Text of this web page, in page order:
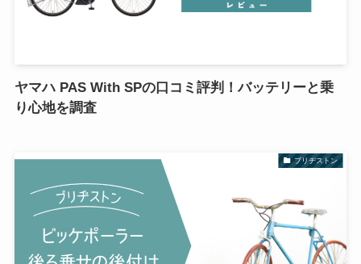
ヤマハ PAS With SPの口コミ評判！バッテリーと乗
り心地を調査
ブリヂストン